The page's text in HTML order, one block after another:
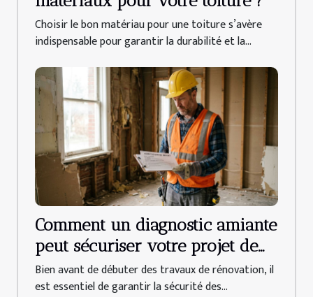
Choisir le bon matériau pour une toiture s’avère
indispensable pour garantir la durabilité et la...
Comment un diagnostic amiante
peut sécuriser votre projet de
rénovation ?
Bien avant de débuter des travaux de rénovation, il
est essentiel de garantir la sécurité des...